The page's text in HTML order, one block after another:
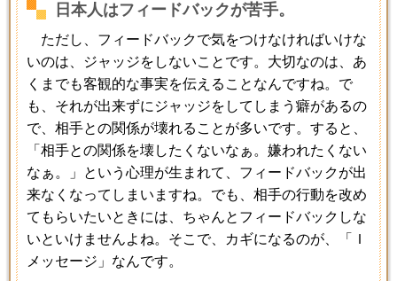
日本人はフィードバックが苦手。
ただし、フィードバックで気をつけなければいけな
いのは、ジャッジをしないことです。大切なのは、あ
くまでも客観的な事実を伝えることなんですね。で
も、それが出来ずにジャッジをしてしまう癖があるの
で、相手との関係が壊れることが多いです。すると、
「相手との関係を壊したくないなぁ。嫌われたくない
なぁ。」という心理が生まれて、フィードバックが出
来なくなってしまいますね。でも、相手の行動を改め
てもらいたいときには、ちゃんとフィードバックしな
いといけませんよね。そこで、カギになるのが、「Ｉ
メッセージ」なんです。